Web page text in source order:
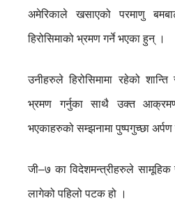
अमेरिकाले खसाएको परमाणु
हिरोसिमाको भ्रमण गर्ने भएका हुन् ।
उनीहरुले हिरोसिमामा रहेको
भ्रमण गर्नुका साथै उक्त
भएकाहरुको सम्झनामा पुष्पगुच्छा
जी–७ का विदेशमन्त्रीहरुले सामूहिक
लागेको पहिलो पटक हो ।